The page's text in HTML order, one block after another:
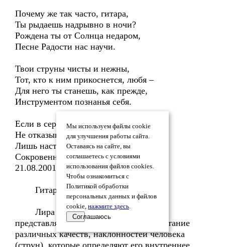
Почему же так часто, гитара,
Ты рыдаешь надрывно в ночи?
Рождена ты от Солнца недаром,
Песне Радости нас научи.
Твои струны чисты и нежны,
Тот, кто к ним прикоснется, любя –
Для него ты станешь, как прежде,
Инструментом познанья себя.
Если в сердце твоем гитара,
Не отказывай сердцу в любви,
Лишь настрой и по струнам старым
Сокровенный мантрам проведи.*
21.08.2001.
Гитара – лира души.
Лира души – «инструмент» души,
представляющий собой комплекс, сочетание
различных качеств, наклонностей человека
(струн), которые определяют его внутреннее
Мы используем файлы cookie
для улучшения работы сайта.
Оставаясь на сайте, вы
соглашаетесь с условиями
использования файлов cookies.
Чтобы ознакомиться с
Политикой обработки
персональных данных и файлов
cookie, нажмите здесь.
Соглашаюсь